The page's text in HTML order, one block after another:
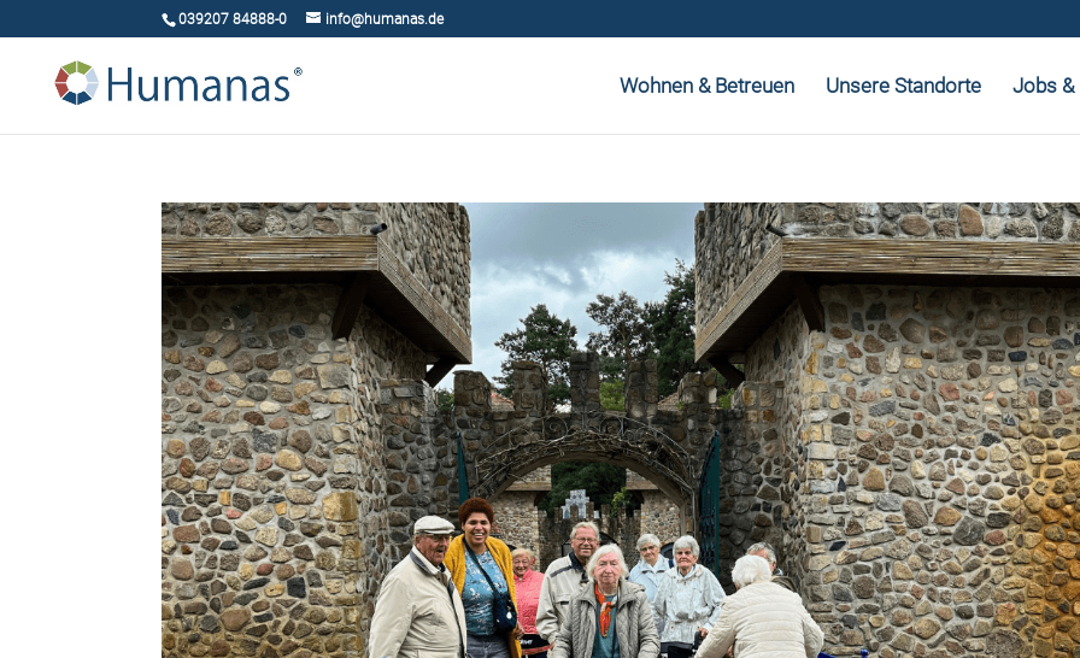
039207 84888-0 info@humanas.de
Wohnen & Betreuen Unsere Standorte Jobs &